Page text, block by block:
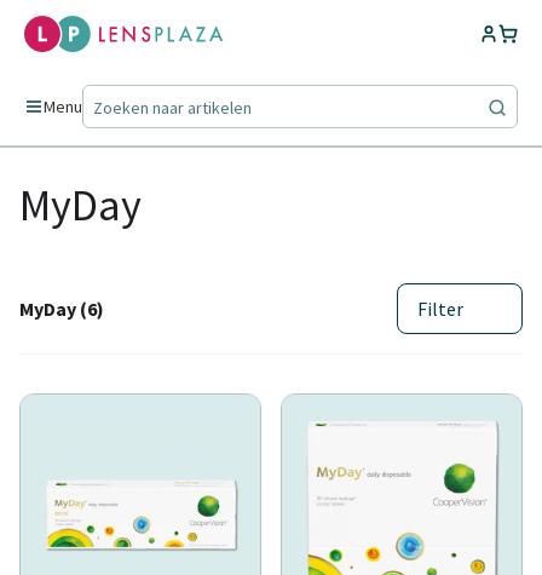
Menu
MyDay
MyDay (6) Filter